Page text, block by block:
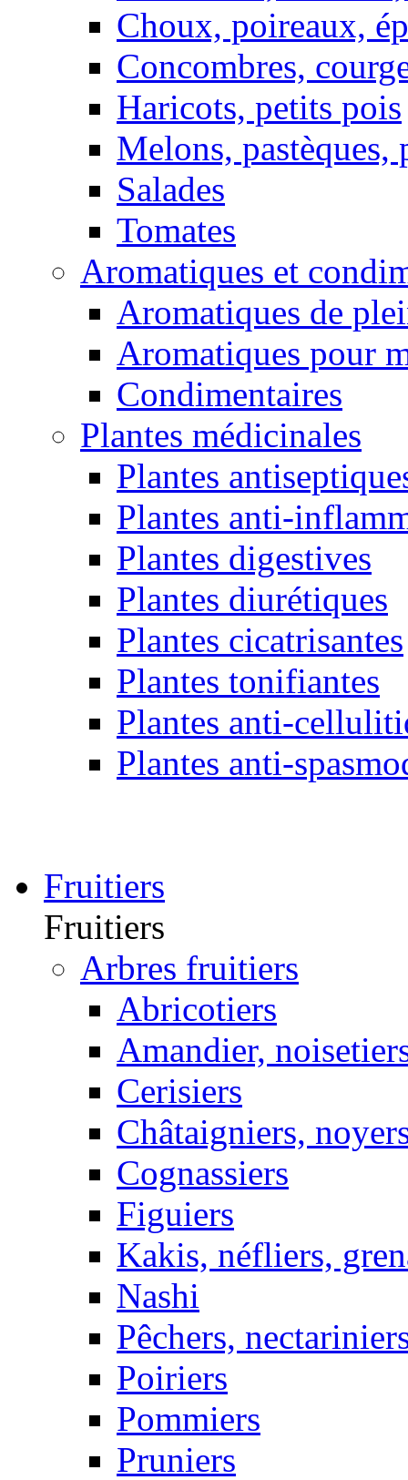
Choux, poireaux,
Concombres,
Haricots, petits pois
Melons, pastèques,
Salades
Tomates
Aromatiques et
Aromatiques de
Aromatiques pour
Condimentaires
Plantes médicinales
Plantes
Plantes anti-
Plantes digestives
Plantes diurétiques
Plantes cicatrisantes
Plantes tonifiantes
Plantes anti-
Plantes anti-
Fruitiers
Fruitiers
Arbres fruitiers
Abricotiers
Amandier,
Cerisiers
Châtaigniers,
Cognassiers
Figuiers
Kakis, néfliers,
Nashi
Pêchers,
Poiriers
Pommiers
Pruniers